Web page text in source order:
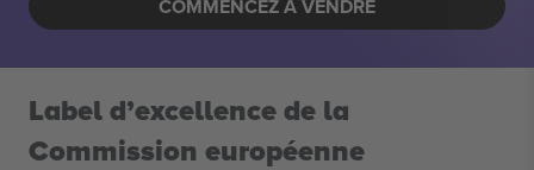
COMMENCEZ À VENDRE
Label d’excellence de la
Commission européenne